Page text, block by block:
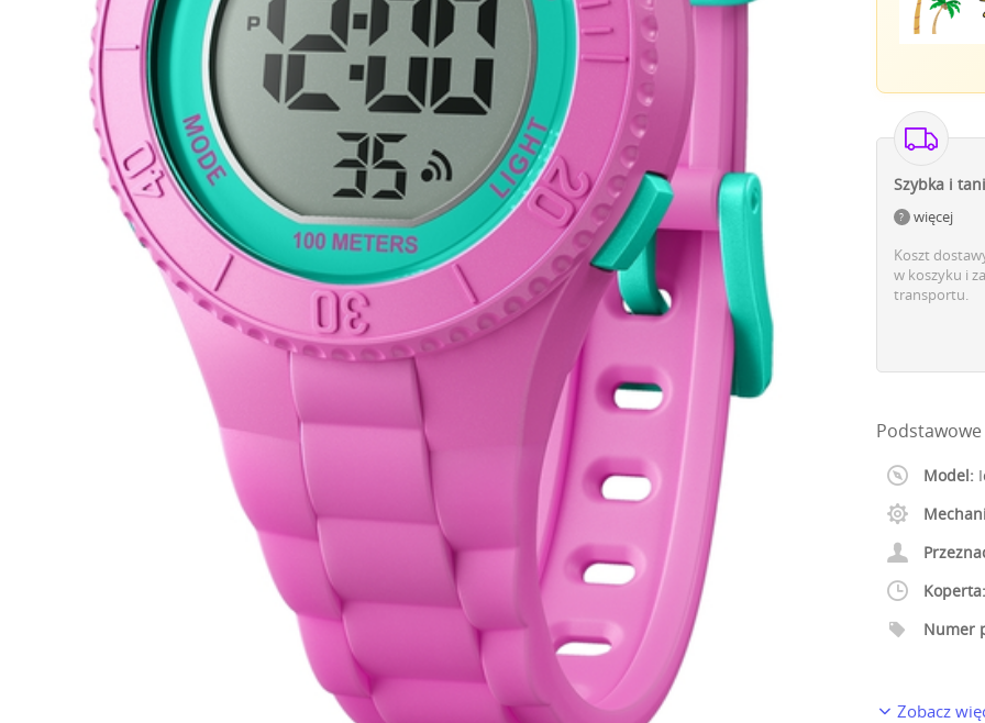
Szybka i
więcej
Koszt
w koszyku i
transportu.
Model:
Koperta:
Numer
Zobacz